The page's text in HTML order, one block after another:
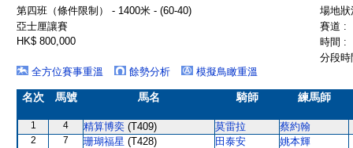
第四班（條件限制） - 1400米 - (60-40)
場地
亞士厘讓賽
賽道 :
HK$ 800,000
時間 :
分段
全方位賽事重溫
餘勢分析 模擬鳥瞰重溫
名次 馬號 馬名 騎師 練馬師
1 4 精算博奕 (T409) 莫雷拉 蔡約翰
2 7 珊瑚福星 (T428) 田泰安 姚本輝